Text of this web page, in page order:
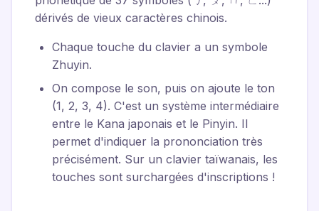
dérivés de vieux caractères chinois.
Chaque touche du clavier a un symbole
Zhuyin.
On compose le son, puis on ajoute le ton
(1, 2, 3, 4). C'est un système intermédiaire
entre le Kana japonais et le Pinyin. Il
permet d'indiquer la prononciation très
précisément. Sur un clavier taïwanais, les
touches sont surchargées d'inscriptions !